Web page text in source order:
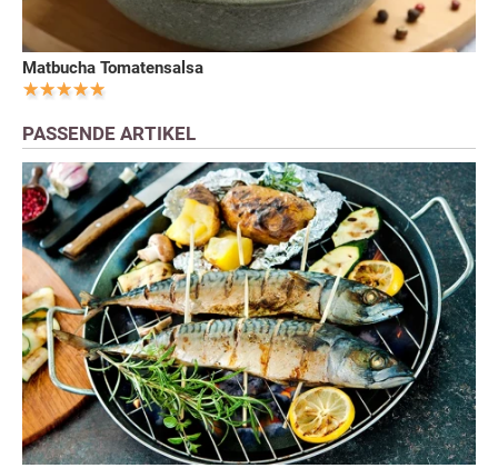
Matbucha Tomatensalsa
PASSENDE ARTIKEL